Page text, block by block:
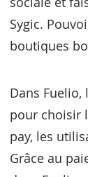
Sygic.
boutiques
Dans
pour choisir
pay, les
Grâce au